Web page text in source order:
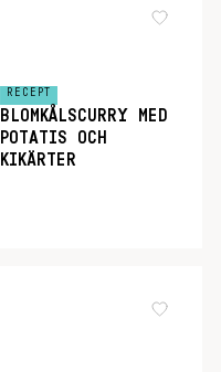
RECEPT
BLOMKÅLSCURRY MED
POTATIS OCH
KIKÄRTER